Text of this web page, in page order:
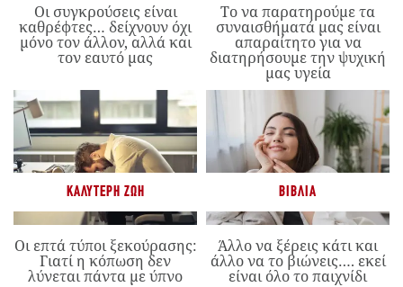
Οι συγκρούσεις είναι
καθρέφτες… δείχνουν όχι
μόνο τον άλλον, αλλά και
τον εαυτό μας
Το να παρατηρούμε τα
συναισθήματά μας είναι
απαραίτητο για να
διατηρήσουμε την ψυχική
μας υγεία
ΚΑΛΎΤΕΡΗ ΖΩΉ
Οι επτά τύποι ξεκούρασης:
Γιατί η κόπωση δεν
λύνεται πάντα με ύπνο
ΒΙΒΛΊΑ
Άλλο να ξέρεις κάτι και
άλλο να το βιώνεις…. εκεί
είναι όλο το παιχνίδι